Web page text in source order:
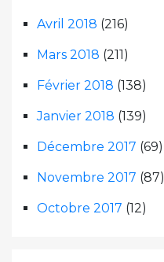
Avril 2018 (216)
Mars 2018 (211)
Février 2018 (138)
Janvier 2018 (139)
Décembre 2017 (69)
Novembre 2017 (87)
Octobre 2017 (12)